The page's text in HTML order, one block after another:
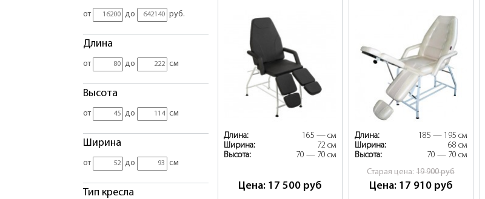
от до руб.
Длина
от до см
Высота
от до см
Ширина
от до см
Тип кресла
Длина:
165 — см
Ширина:
72 см
Высота:
70 — 70 см
Цена: 17 500 руб
Длина:
185 — 195 см
Ширина:
68 см
Высота:
70 — 70 см
Cтарая цена:19 900руб
Цена: 17 910 руб